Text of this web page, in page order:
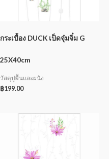
กระเบื้อง DUCK เป็ดจุ๋มจิ๋ม G
25X40cm
วัสดุปูพื้นและผนัง
฿199.00